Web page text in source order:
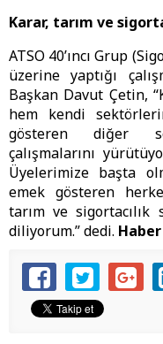
Karar, tarım ve
ATSO 40’ıncı Grup
üzerine yaptığı
Başkan Davut Çetin,
hem kendi
gösteren diğer
çalışmalarını
Üyelerimize başta
emek gösteren
tarım ve sigortacılık
diliyorum.” dedi.